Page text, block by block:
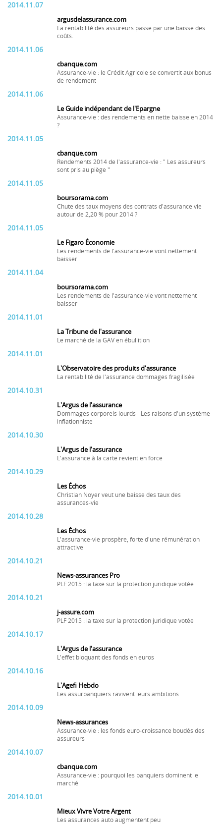
2014.11.07
argusdelassurance.com
La rentabilité des assureurs passe par une baisse des
coûts.
2014.11.06
cbanque.com
Assurance-vie : le Crédit Agricole se convertit aux bonus
de rendement
2014.11.06
Le Guide indépendant de l'Epargne
Assurance-vie : des rendements en nette baisse en 2014
?
2014.11.05
cbanque.com
Rendements 2014 de l'assurance-vie : " Les assureurs
sont pris au piège "
2014.11.05
boursorama.com
Chute des taux moyens des contrats d'assurance vie
autour de 2,20 % pour 2014 ?
2014.11.05
Le Figaro Économie
Les rendements de l'assurance-vie vont nettement
baisser
2014.11.04
boursorama.com
Les rendements de l'assurance-vie vont nettement
baisser
2014.11.01
La Tribune de l'assurance
Le marché de la GAV en ébullition
2014.11.01
L'Observatoire des produits d'assurance
La rentabilité de l'assurance dommages fragilisée
2014.10.31
L'Argus de l'assurance
Dommages corporels lourds - Les raisons d'un système
inflationniste
2014.10.30
L'Argus de l'assurance
L'assurance à la carte revient en force
2014.10.29
Les Échos
Christian Noyer veut une baisse des taux des
assurances-vie
2014.10.28
Les Échos
L'assurance-vie prospère, forte d'une rémunération
attractive
2014.10.21
News-assurances Pro
PLF 2015 : la taxe sur la protection juridique votée
2014.10.21
j-assure.com
PLF 2015 : la taxe sur la protection juridique votée
2014.10.17
L'Argus de l'assurance
L'effet bloquant des fonds en euros
2014.10.16
L'Agefi Hebdo
Les assurbanquiers ravivent leurs ambitions
2014.10.09
News-assurances
Assurance-vie : les fonds euro-croissance boudés des
assureurs
2014.10.07
cbanque.com
Assurance-vie : pourquoi les banquiers dominent le
marché
2014.10.01
Mieux Vivre Votre Argent
Les assurances auto augmentent peu